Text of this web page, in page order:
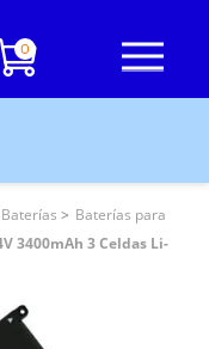
0
Baterías
Baterías para
3400mAh 3 Celdas Li-